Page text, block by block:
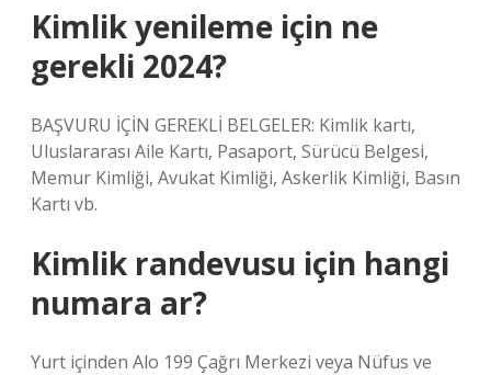
Kimlik yenileme için ne
gerekli 2024?
BAŞVURU İÇİN GEREKLİ BELGELER: Kimlik kartı,
Uluslararası Aile Kartı, Pasaport, Sürücü Belgesi,
Memur Kimliği, Avukat Kimliği, Askerlik Kimliği, Basın
Kartı vb.
Kimlik randevusu için hangi
numara ar?
Yurt içinden Alo 199 Çağrı Merkezi veya Nüfus ve